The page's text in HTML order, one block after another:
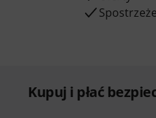
Kupuj i płać